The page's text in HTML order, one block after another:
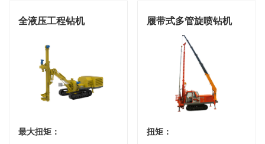
全液压工程钻机
最大扭矩：
履带式多管旋喷钻机
扭矩：